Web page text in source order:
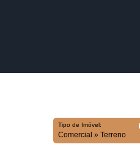
Tipo de Imóvel:
Comercial » Terreno